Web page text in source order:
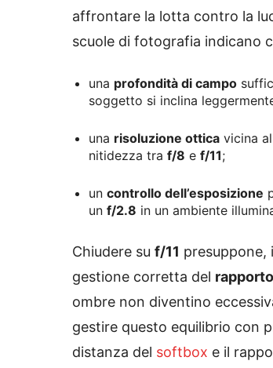
affrontare la lotta contro la
scuole di fotografia indicano
una profondità di campo
soggetto si inclina
una risoluzione ottica vicina
nitidezza tra f/8 e f/11;
un controllo dell’esposizione
un f/2.8 in un ambiente
Chiudere su f/11 presuppone,
gestione corretta del
ombre non diventino
gestire questo equilibrio con
distanza del softbox e il